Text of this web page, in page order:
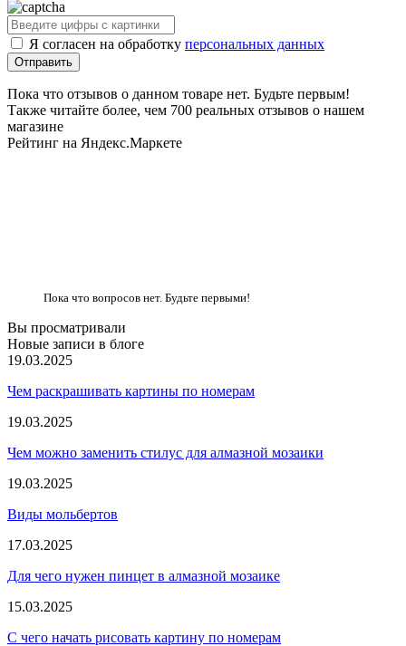
Я согласен на обработку персональных данных
Пока что отзывов о данном товаре нет. Будьте первым!
Также читайте более, чем 700 реальных отзывов о нашем
магазине
Рейтинг на Яндекс.Маркете
Пока что вопросов нет. Будьте первыми!
Вы просматривали
Новые записи в блоге
19.03.2025
Чем раскрашивать картины по номерам
19.03.2025
Чем можно заменить стилус для алмазной мозаики
19.03.2025
Виды мольбертов
17.03.2025
Для чего нужен пинцет в алмазной мозаике
15.03.2025
С чего начать рисовать картину по номерам